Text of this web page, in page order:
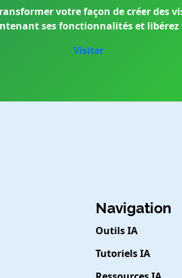
votre façon de créer des
ses fonctionnalités et
Visiter
Navigation
Outils IA
Tutoriels IA